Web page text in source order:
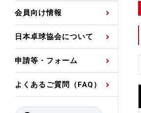
会員向け情報
日本卓球協会について
申請等・フォーム
よくあるご質問（FAQ）